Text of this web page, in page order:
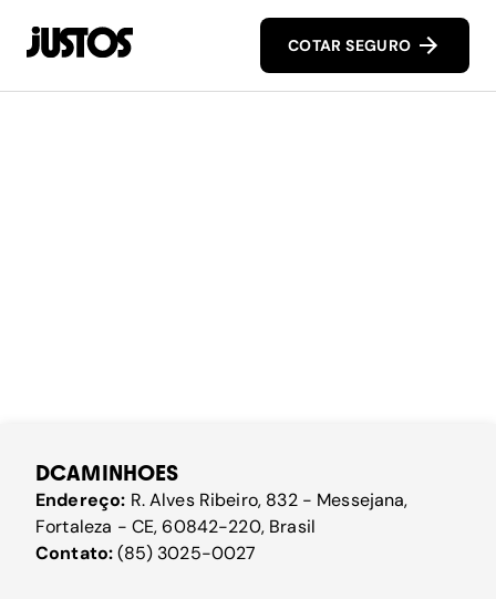
COTAR SEGURO
DCAMINHOES
Endereço: R. Alves Ribeiro, 832 - Messejana,
Fortaleza - CE, 60842-220, Brasil
Contato:(85) 3025-0027